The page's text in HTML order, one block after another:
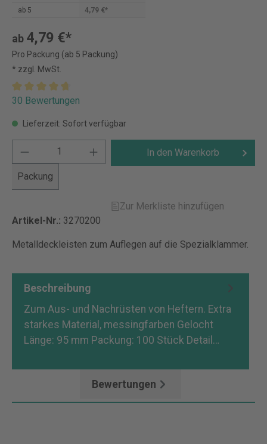
ab 5 4,79 €*
ab 4,79 €*
Pro Packung (ab 5 Packung)
* zzgl. MwSt.
30 Bewertungen
Lieferzeit: Sofort verfügbar
Packung
In den Warenkorb
Zur Merkliste hinzufügen
Artikel-Nr.: 3270200
Metalldeckleisten zum Auflegen auf die Spezialklammer.
Beschreibung
Zum Aus- und Nachrüsten von Heftern. Extra
starkes Material, messingfarben Gelocht
Länge: 95 mm Packung: 100 Stück Detail…
Bewertungen